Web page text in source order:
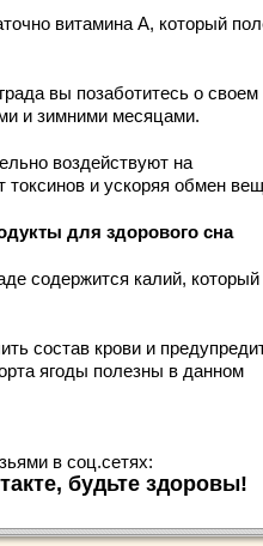
витамина А, который
вы позаботитесь о своем
и зимними месяцами.
воздействуют на
токсинов и ускоряя обмен
для здорового сна
содержится калий, который
состав крови и
ягоды полезны в данном
в соц.сетях:
будьте здоровы!